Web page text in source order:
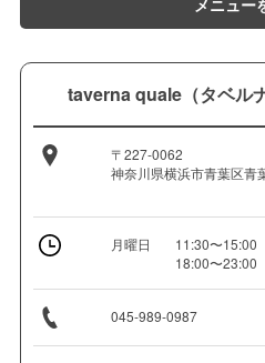
メニュー
taverna quale（タベル
〒227-0062
神奈川県横浜市青葉区青
月曜日
11:30〜15:00
18:00〜23:00
045-989-0987